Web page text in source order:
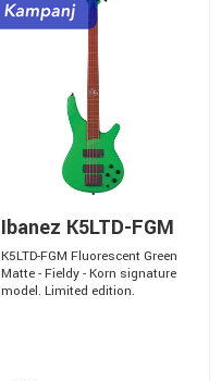
Ibanez K5LTD-FGM
K5LTD-FGM Fluorescent Green
Matte - Fieldy - Korn signature
model. Limited edition.